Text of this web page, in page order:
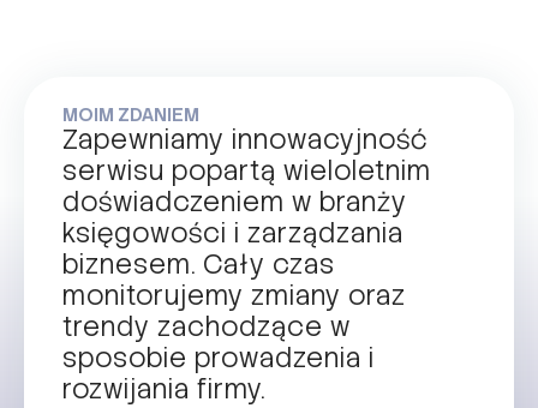
MOIM ZDANIEM
Zapewniamy innowacyjność
serwisu popartą wieloletnim
doświadczeniem w branży
księgowości i zarządzania
biznesem. Cały czas
monitorujemy zmiany oraz
trendy zachodzące w
sposobie prowadzenia i
rozwijania firmy.